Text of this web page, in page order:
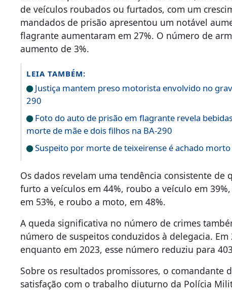
de veículos roubados ou furtados, com um
mandados de prisão apresentou um notável
flagrante aumentaram em 27%. O número de
aumento de 3%.
LEIA TAMBÉM:
Justiça mantem preso motorista envolvido no
290
Foto do auto de prisão em flagrante revela
morte de mãe e dois filhos na BA-290
Suspeito por morte de teixeirense é achado morto
Os dados revelam uma tendência consistente de
furto a veículos em 44%, roubo a veículo em
em 53%, e roubo a moto, em 48%.
A queda significativa no número de crimes
número de suspeitos conduzidos à delegacia.
enquanto em 2023, esse número reduziu para
Sobre os resultados promissores, o comandante
satisfação com o trabalho diuturno da Polícia